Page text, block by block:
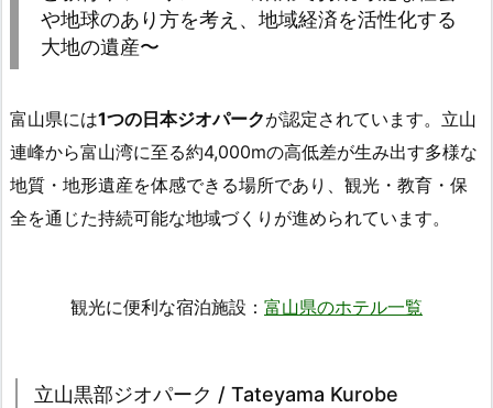
や地球のあり方を考え、地域経済を活性化する
大地の遺産〜
富山県には1つの日本ジオパークが認定されています。立山
連峰から富山湾に至る約4,000mの高低差が生み出す多様な
地質・地形遺産を体感できる場所であり、観光・教育・保
全を通じた持続可能な地域づくりが進められています。
観光に便利な宿泊施設： 富山県のホテル一覧
立山黒部ジオパーク / Tateyama Kurobe